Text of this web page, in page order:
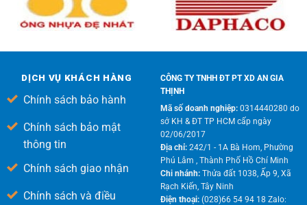
DỊCH VỤ KHÁCH HÀNG
Chính sách bảo hành
Chính sách bảo mật
thông tin
Chính sách giao nhận
Chính sách và điều
CÔNG TY TNHH ĐT PT XD AN GIA
THỊNH
Mã số doanh nghiệp:0314440280 do
sở KH & ĐT TP HCM cấp ngày
02/06/2017
Địa chỉ:242/1 - 1A Bà Hom, Phường
Phú Lâm , Thành Phố Hồ Chí Minh
Chi nhánh: Thửa đất 1038, Ấp 9, Xã
Rạch Kiến, Tây Ninh
Điện thoại:(028)66 54 94 18 Zalo: